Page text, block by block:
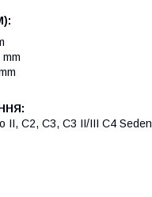
II, C2, C3, C3 II/III C4 Seden